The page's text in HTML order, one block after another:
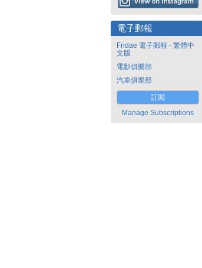
電子郵報
Fridae 電子郵報 - 繁體中
文版
電影俱樂部
汽車俱樂部
訂閱
Manage Subscriptions